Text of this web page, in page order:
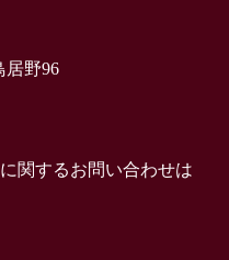
居野96
関するお問い合わせは